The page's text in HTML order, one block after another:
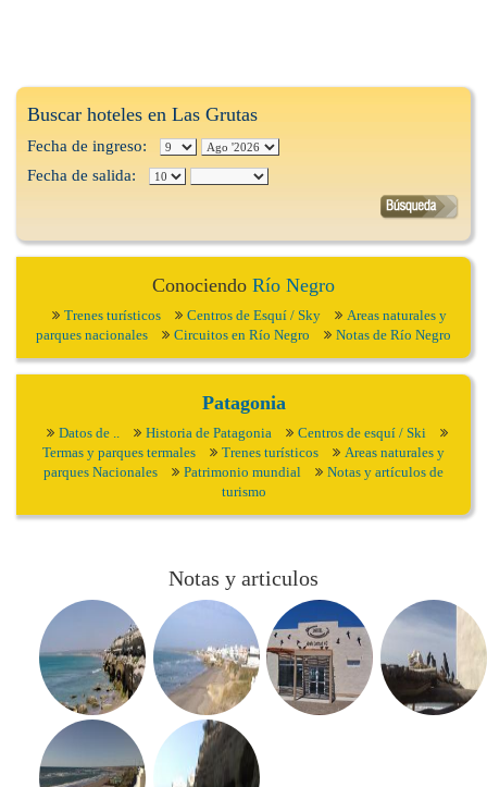
Buscar hoteles en Las Grutas
Fecha de ingreso:
Fecha de salida:
Conociendo Río Negro
Trenes turísticos Centros de Esquí / Sky
Areas naturales y
parques nacionales
Circuitos en Río Negro Notas de Río Negro
Patagonia
Datos de .. Historia de Patagonia
Centros de esquí / Ski
Termas y parques termales
Trenes turísticos
Areas naturales y
parques Nacionales
Patrimonio mundial
Notas y artículos de
turismo
Notas y articulos